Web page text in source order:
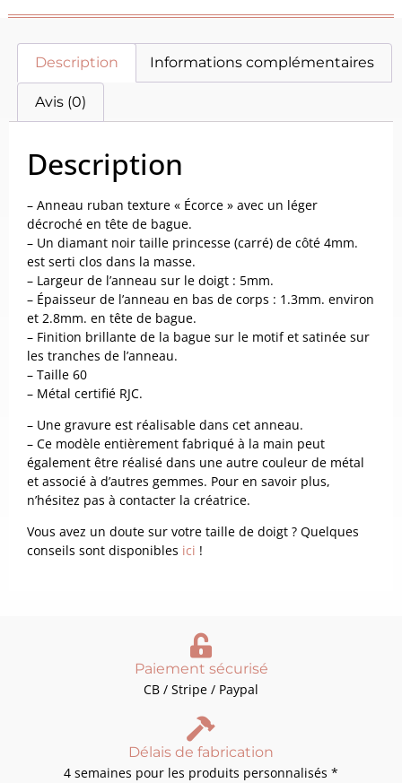
Description Informations complémentaires
Avis (0)
Description
– Anneau ruban texture « Écorce » avec un léger
décroché en tête de bague.
– Un diamant noir taille princesse (carré) de côté 4mm.
est serti clos dans la masse.
– Largeur de l’anneau sur le doigt : 5mm.
– Épaisseur de l’anneau en bas de corps : 1.3mm. environ
et 2.8mm. en tête de bague.
– Finition brillante de la bague sur le motif et satinée sur
les tranches de l’anneau.
– Taille 60
– Métal certifié RJC.
– Une gravure est réalisable dans cet anneau.
– Ce modèle entièrement fabriqué à la main peut
également être réalisé dans une autre couleur de métal
et associé à d’autres gemmes. Pour en savoir plus,
n’hésitez pas à contacter la créatrice.
Vous avez un doute sur votre taille de doigt ? Quelques
conseils sont disponibles ici !
Paiement sécurisé
CB / Stripe / Paypal
Délais de fabrication
4 semaines pour les produits personnalisés *